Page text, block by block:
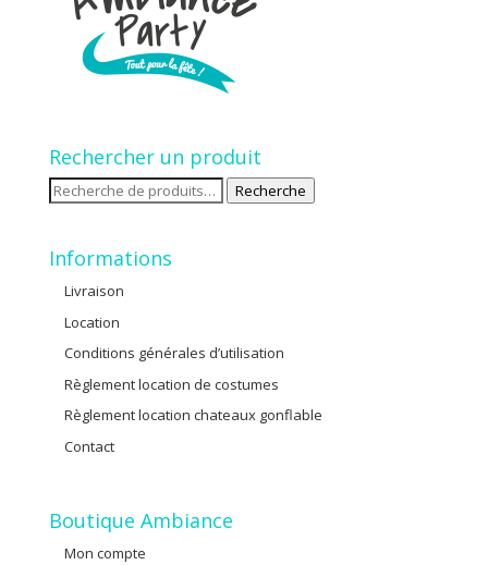
Rechercher un produit
Recherche
Recherche
Informations
Livraison
Location
Conditions générales d’utilisation
Règlement location de costumes
Règlement location chateaux gonflable
Contact
Boutique Ambiance
Mon compte